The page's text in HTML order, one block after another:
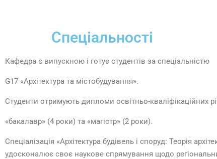
Спеціальності
Кафедра є випускною і готує студентів за спеціальністю
G17 «Архітектура та містобудування».
Студенти отримують дипломи освітньо-кваліфікаційних
«бакалавр» (4 роки) та «магістр» (2 роки).
Спеціалізація «Архітектура будівель і споруд: Теорія
удосконалює своє наукове спрямування щодо